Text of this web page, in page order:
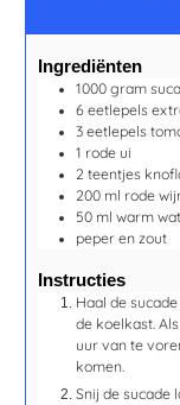
Ingrediënten
1000 gram
6 eetlepels
3 eetlepels
1 rode ui
2 teentjes
200 ml rode
50 ml warm
peper en zout
Instructies
Haal de
de koelkast.
uur van te
komen.
Snij de sucade